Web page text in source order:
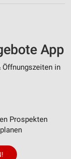
App
Öffnungszeiten in
Prospekten